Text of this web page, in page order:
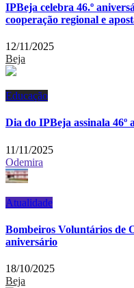
IPBeja celebra 46.º
cooperação regional e
12/11/2025
Beja
Educação
Dia do IPBeja assinala
11/11/2025
Odemira
Atualidade
Bombeiros Voluntários de
aniversário
18/10/2025
Beja